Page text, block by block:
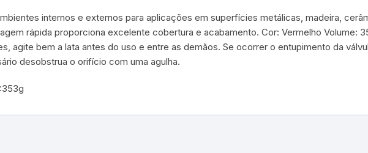
internos e externos para aplicações em superfícies metálicas, madeira,
rápida proporciona excelente cobertura e acabamento. Cor: Vermelho Volume:
agite bem a lata antes do uso e entre as demãos. Se ocorrer o entupimento da
desobstrua o orifício com uma agulha.